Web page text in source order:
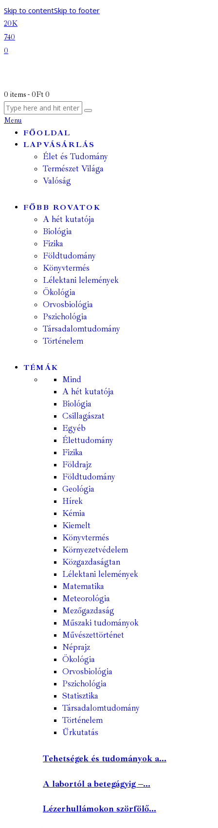
Skip to contentSkip to footer
20K
740
0
0 items - 0Ft 0
Menu
FŐOLDAL
LAPVÁSÁRLÁS
Élet és Tudomány
Természet Világa
Valóság
FŐBB ROVATOK
A hét kutatója
Biológia
Fizika
Földtudomány
Könyvtermés
Lélektani lelemények
Ökológia
Orvosbiológia
Pszichológia
Társadalomtudomány
Történelem
TÉMÁK
Mind
A hét kutatója
Biológia
Csillagászat
Egyéb
Élettudomány
Fizika
Földrajz
Földtudomány
Geológia
Hírek
Kémia
Kiemelt
Könyvtermés
Környezetvédelem
Közgazdaságtan
Lélektani lelemények
Matematika
Meteorológia
Mezőgazdaság
Műszaki tudományok
Művészettörténet
Néprajz
Ökológia
Orvosbiológia
Pszichológia
Statisztika
Társadalomtudomány
Történelem
Űrkutatás
Tehetségek és tudományok a...
A labortól a betegágyig –...
Lézerhullámokon szörfölő...